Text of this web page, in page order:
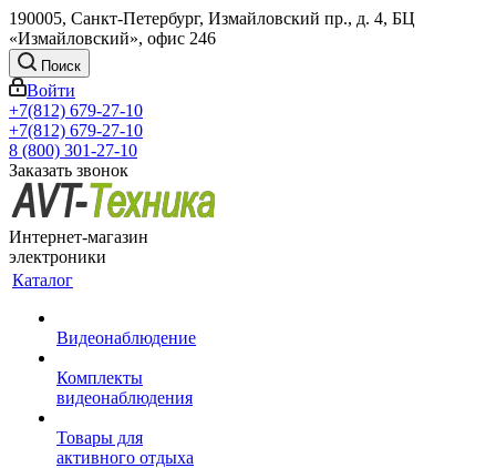
190005, Санкт-Петербург, Измайловский пр., д. 4, БЦ
«Измайловский», офис 246
Поиск
Войти
+7(812) 679-27-10
+7(812) 679-27-10
8 (800) 301-27-10
Заказать звонок
Интернет-магазин
электроники
Каталог
Видеонаблюдение
Комплекты
видеонаблюдения
Товары для
активного отдыха